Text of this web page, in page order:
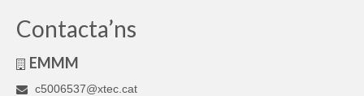
Contacta’ns
EMMM
c5006537@xtec.cat